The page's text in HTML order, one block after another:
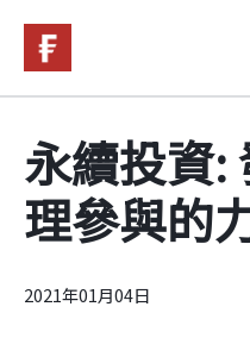
基金與配息
永續投資
投資洞見
永續投資:
理參與的
2021年01月04日